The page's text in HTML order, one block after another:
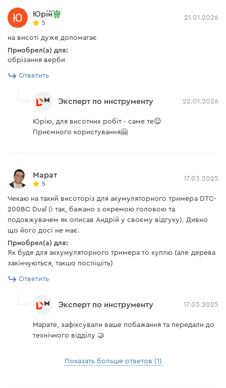
Юрій
5
21.01.2026
на висоті дуже допомагає
Приобрел(а) для:
обрізання верби
Ответить
Эксперт по инструменту 22.01.2026
Юрію, для висотних робіт - саме те😉
Приємного користування🤗
Марат
5
17.03.2025
Чекаю на такий висоторіз для акумуляторного тримера DTC-
200BC Dual (і так, бажано з окремою головою та
подовжувачем як описав Андрій у своєму відгуку). Дивно
що його досі не має.
Приобрел(а) для:
Як буде для аккумуляторного тримера то куплю (але дерева
закінчуються, такшо поспішіть)
Ответить
Эксперт по инструменту 17.03.2025
Марате, зафіксували ваше побажання та передали до
технічного відділу 🤝
Показать больше ответов (1)